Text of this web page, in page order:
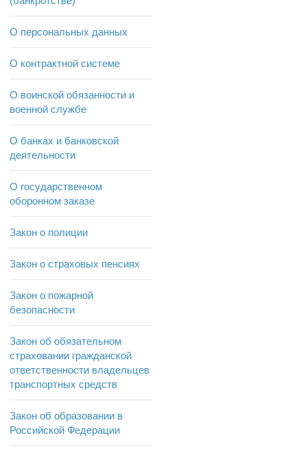
О персональных данных
О контрактной системе
О воинской обязанности и
военной службе
О банках и банковской
деятельности
О государственном
оборонном заказе
Закон о полиции
Закон о страховых пенсиях
Закон о пожарной
безопасности
Закон об обязательном
страховании гражданской
ответственности владельцев
транспортных средств
Закон об образовании в
Российской Федерации